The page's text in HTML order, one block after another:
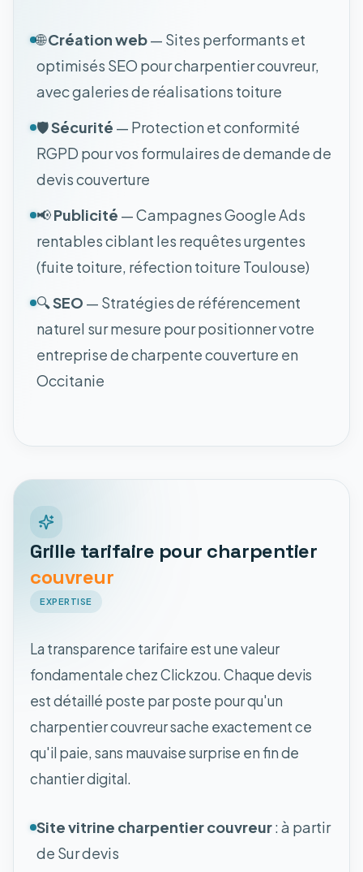
🌐Création web— Sites performants et
optimisés SEO pour charpentier couvreur,
avec galeries de réalisations toiture
🛡️Sécurité — Protection et conformité
RGPD pour vos formulaires de demande de
devis couverture
📢Publicité — Campagnes Google Ads
rentables ciblant les requêtes urgentes
(fuite toiture, réfection toiture Toulouse)
🔍SEO — Stratégies de référencement
naturel sur mesure pour positionner votre
entreprise de charpente couverture en
Occitanie
Grille tarifaire pour charpentier
couvreur
EXPERTISE
La transparence tarifaire est une valeur
fondamentale chez Clickzou. Chaque devis
est détaillé poste par poste pour qu'un
charpentier couvreur sache exactement ce
qu'il paie, sans mauvaise surprise en fin de
chantier digital.
Site vitrine charpentier couvreur: à partir
de Sur devis